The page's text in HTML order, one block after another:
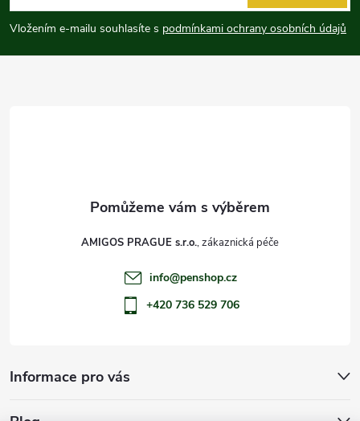
p
a
Vložením e-mailu souhlasíte s podmínkami ochrany osobních údajů
Informace pro vás
AMIGOS PRAGUE s.r.o.
info@penshop.cz
+420 736 529 706